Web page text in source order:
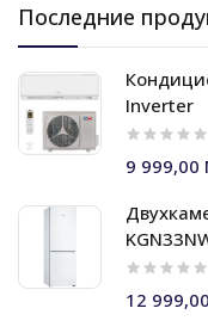
Последние
Inverter
9 999,00
12